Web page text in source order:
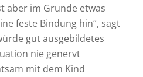
aber im Grunde etwas
feste Bindung hin“, sagt
gut ausgebildetes
nie genervt
mit dem Kind